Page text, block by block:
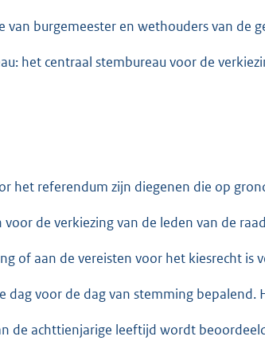
van burgemeester en wethouders van de
het centraal stembureau voor de
het referendum zijn diegenen die op
voor de verkiezing van de leden van de
of aan de vereisten voor het kiesrecht is
dag voor de dag van stemming bepalend.
de achttienjarige leeftijd wordt